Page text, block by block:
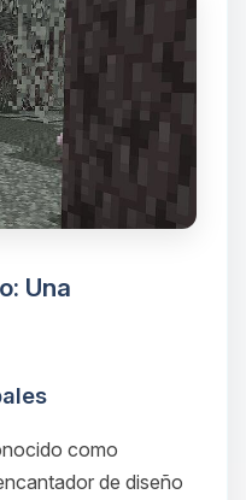
Una
como
de diseño